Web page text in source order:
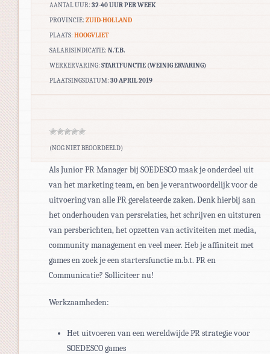
AANTAL UUR: 32-40 UUR PER WEEK
PROVINCIE: ZUID-HOLLAND
PLAATS: HOOGVLIET
SALARISINDICATIE: N.T.B.
WERKERVARING: STARTFUNCTIE (WEINIG ERVARING)
PLAATSINGSDATUM: 30 APRIL 2019
(NOG NIET BEOORDEELD)
Als Junior PR Manager bij SOEDESCO maak je onderdeel uit
van het marketing team, en ben je verantwoordelijk voor de
uitvoering van alle PR gerelateerde zaken. Denk hierbij aan
het onderhouden van persrelaties, het schrijven en uitsturen
van persberichten, het opzetten van activiteiten met media,
community management en veel meer. Heb je affiniteit met
games en zoek je een startersfunctie m.b.t. PR en
Communicatie? Solliciteer nu!
Werkzaamheden:
Het uitvoeren van een wereldwijde PR strategie voor
SOEDESCO games